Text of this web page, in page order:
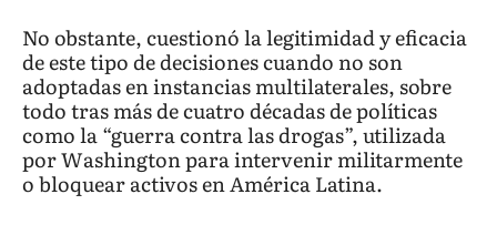
No obstante, cuestionó la legitimidad y eficacia
de este tipo de decisiones cuando no son
adoptadas en instancias multilaterales, sobre
todo tras más de cuatro décadas de políticas
como la “guerra contra las drogas”, utilizada
por Washington para intervenir militarmente
o bloquear activos en América Latina.